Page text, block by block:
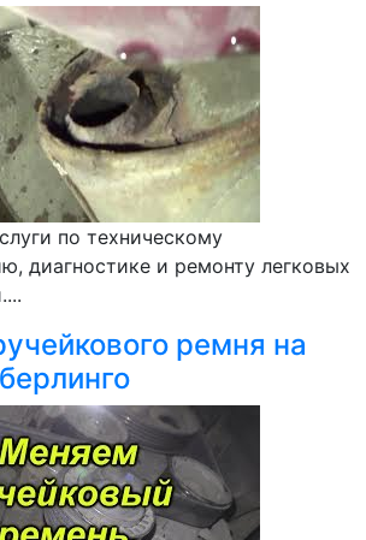
по техническому
диагностике и ремонту легковых
ремня на